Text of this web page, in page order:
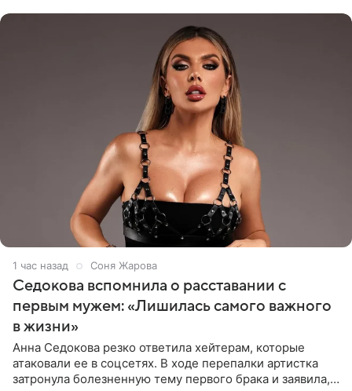
1 час назад Соня Жарова
Седокова вспомнила о расставании с
первым мужем: «Лишилась самого важного
в жизни»
Анна Седокова резко ответила хейтерам, которые
атаковали ее в соцсетях. В ходе перепалки артистка
затронула болезненную тему первого брака и заявила,